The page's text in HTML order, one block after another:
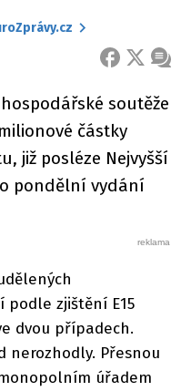
FACEBOOK
X
soutěže
částky
již posléze Nejvyšší
pondělní vydání
zjištění E15
dvou případech.
nerozhodly. Přesnou
úřadem